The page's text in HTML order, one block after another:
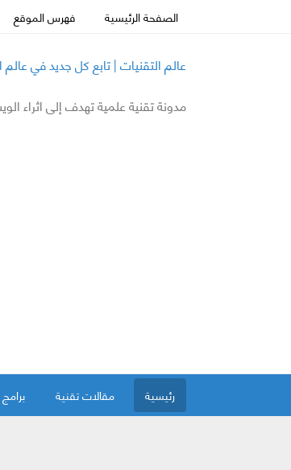
الصفحة الرئيسية فهرس الموقع
عالم التقنيات | تابع كل جديد في عالم
مدونة تقنية علمية تهدف إلى اثراء
رئيسية مقالات تقنية برامج